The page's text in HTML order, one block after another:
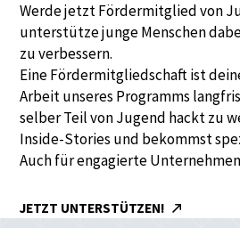
Werde jetzt Fördermitglied von
unterstütze junge Menschen
zu verbessern.
Eine Fördermitgliedschaft ist
Arbeit unseres Programms
selber Teil von Jugend hackt zu
Inside-Stories und bekommst
Auch für engagierte
JETZT UNTERSTÜTZEN!